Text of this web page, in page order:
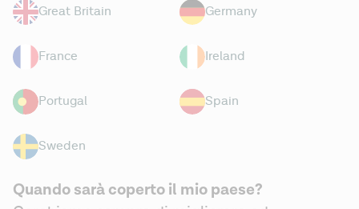
Great Britain Germany
France Ireland
Portugal Spain
Sweden
Quando sarà coperto il mio paese?